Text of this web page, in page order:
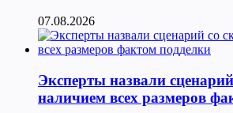
07.08.2026
Эксперты назвали
наличием всех размеров